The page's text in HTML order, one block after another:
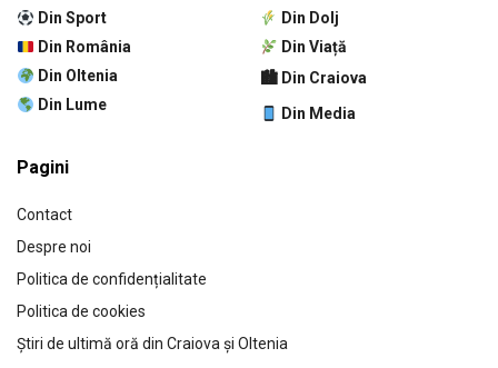
Din Sport
Din România
Din Oltenia
Din Lume
Din Dolj
Din Viață
🏙 Din Craiova
Din Media
Pagini
Contact
Despre noi
Politica de confidențialitate
Politica de cookies
Știri de ultimă oră din Craiova și Oltenia